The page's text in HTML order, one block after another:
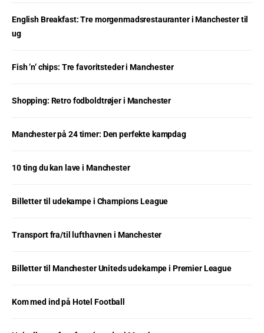
English Breakfast: Tre morgenmadsrestauranter i Manchester til
ug
Fish ’n’ chips: Tre favoritsteder i Manchester
Shopping: Retro fodboldtrøjer i Manchester
Manchester på 24 timer: Den perfekte kampdag
10 ting du kan lave i Manchester
Billetter til udekampe i Champions League
Transport fra/til lufthavnen i Manchester
Billetter til Manchester Uniteds udekampe i Premier League
Kom med ind på Hotel Football